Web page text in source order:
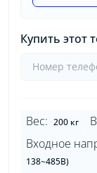
Купить этот
Вес: 200 кг
Входное
138~485В)